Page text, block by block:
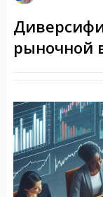
рыночной